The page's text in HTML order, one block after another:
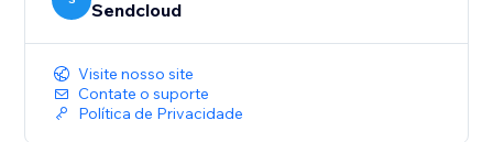
Sendcloud
Visite nosso site
Contate o suporte
Política de Privacidade